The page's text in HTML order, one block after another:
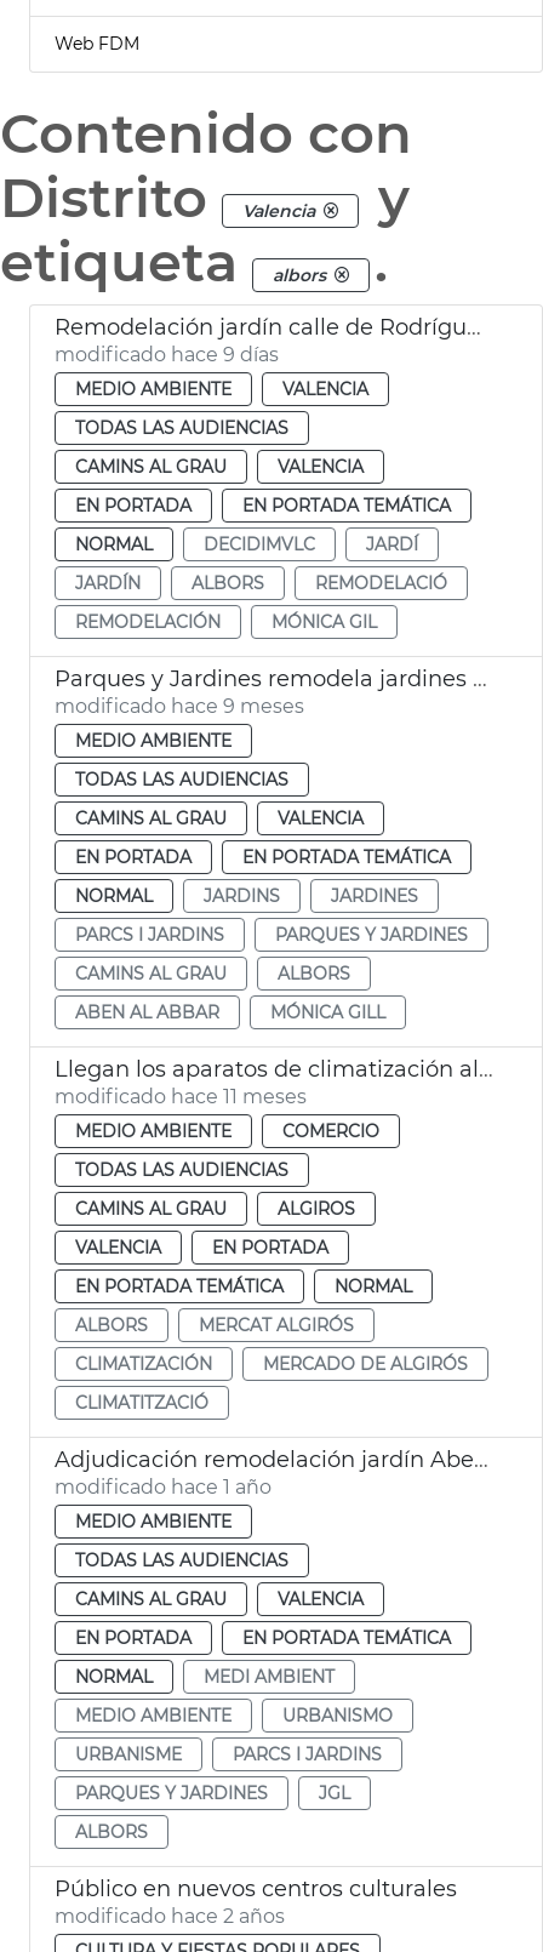
Web FDM
Contenido con
Distrito
Valencia
y
etiqueta
albors .
Remodelación jardín calle de Rodríguez de Cepeda València
modificado hace 9 días
MEDIO AMBIENTE
VALENCIA
TODAS LAS AUDIENCIAS
CAMINS AL GRAU
VALENCIA
EN PORTADA
EN PORTADA TEMÁTICA
NORMAL
DECIDIMVLC
JARDÍ
JARDÍN
ALBORS
REMODELACIÓ
REMODELACIÓN
MÓNICA GIL
Parques y Jardines remodela jardines Aben al-Abbar
modificado hace 9 meses
MEDIO AMBIENTE
TODAS LAS AUDIENCIAS
CAMINS AL GRAU
VALENCIA
EN PORTADA
EN PORTADA TEMÁTICA
NORMAL
JARDINS
JARDINES
PARCS I JARDINS
PARQUES Y JARDINES
CAMINS AL GRAU
ALBORS
ABEN AL ABBAR
MÓNICA GILL
Llegan los aparatos de climatización al Mercado de Algirós
modificado hace 11 meses
MEDIO AMBIENTE
COMERCIO
TODAS LAS AUDIENCIAS
CAMINS AL GRAU
ALGIROS
VALENCIA
EN PORTADA
EN PORTADA TEMÁTICA
NORMAL
ALBORS
MERCAT ALGIRÓS
CLIMATIZACIÓN
MERCADO DE ALGIRÓS
CLIMATITZACIÓ
Adjudicación remodelación jardín Aben al-Abbar
modificado hace 1 año
MEDIO AMBIENTE
TODAS LAS AUDIENCIAS
CAMINS AL GRAU
VALENCIA
EN PORTADA
EN PORTADA TEMÁTICA
NORMAL
MEDI AMBIENT
MEDIO AMBIENTE
URBANISMO
URBANISME
PARCS I JARDINS
PARQUES Y JARDINES
JGL
ALBORS
Público en nuevos centros culturales
modificado hace 2 años